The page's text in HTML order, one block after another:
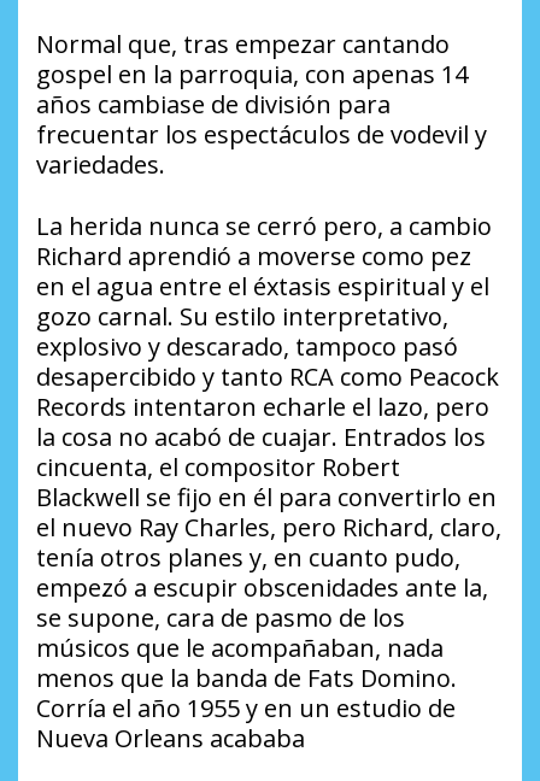
Normal que, tras empezar cantando
gospel en la parroquia, con apenas 14
años cambiase de división para
frecuentar los espectáculos de vodevil y
variedades.
La herida nunca se cerró pero, a cambio
Richard aprendió a moverse como pez
en el agua entre el éxtasis espiritual y el
gozo carnal. Su estilo interpretativo,
explosivo y descarado, tampoco pasó
desapercibido y tanto RCA como Peacock
Records intentaron echarle el lazo, pero
la cosa no acabó de cuajar. Entrados los
cincuenta, el compositor Robert
Blackwell se fijo en él para convertirlo en
el nuevo Ray Charles, pero Richard, claro,
tenía otros planes y, en cuanto pudo,
empezó a escupir obscenidades ante la,
se supone, cara de pasmo de los
músicos que le acompañaban, nada
menos que la banda de Fats Domino.
Corría el año 1955 y en un estudio de
Nueva Orleans acababa